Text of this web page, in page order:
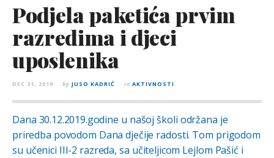
Podjela paketića prvim
razredima i djeci
uposlenika
DEC 31, 2019 by JUSO KADRIĆ in AKTIVNOSTI
Dana 30.12.2019.godine u našoj školi održana je
priredba povodom Dana dječije radosti. Tom prigodom
su učenici III-2 razreda, sa učiteljicom Lejlom Pašić i